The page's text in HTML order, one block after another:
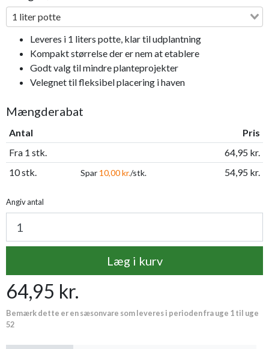
1 liter potte
Leveres i 1 liters potte, klar til udplantning
Kompakt størrelse der er nem at etablere
Godt valg til mindre planteprojekter
Velegnet til fleksibel placering i haven
Mængderabat
Antal
Pris
Fra 1 stk.
64,95 kr.
10 stk.
Spar 10,00 kr./stk. 54,95 kr.
Angiv antal
Læg i kurv
64,95 kr.
Bemærk dette er en sæsonvare som leveres i perioden fra uge 1 til uge
52